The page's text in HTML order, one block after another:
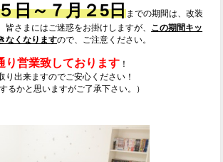
日～７月２5日までの期間は、改装
皆さまにはご迷惑をお掛けしますが、 この期間キッ
なくなりますので、ご注意ください。
り営業致しております ！
り出来ますのでご安心ください！
るかと思いますがご了承下さい。）